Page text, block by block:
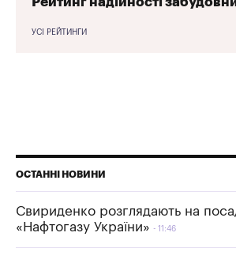
УСІ РЕЙТИНГИ
ОСТАННІ НОВИНИ
Свириденко розглядають на
«Нафтогазу України»
11:46